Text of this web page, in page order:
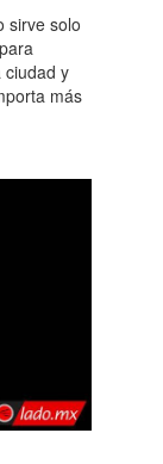
sirve solo
ciudad y
más